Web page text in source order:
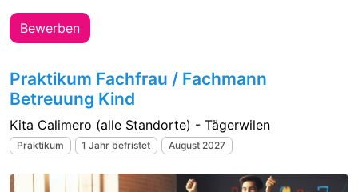
Bewerben
Praktikum Fachfrau / Fachmann
Betreuung Kind
Kita Calimero (alle Standorte) - Tägerwilen
Praktikum 1 Jahr befristet August 2027